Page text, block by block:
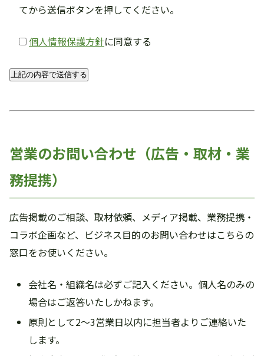
てから送信ボタンを押してください。
個人情報保護方針に同意する
営業のお問い合わせ（広告・取材・業
務提携）
広告掲載のご相談、取材依頼、メディア掲載、業務提携・
コラボ企画など、ビジネス目的のお問い合わせはこちらの
窓口をお使いください。
会社名・組織名は必ずご記入ください。個人名のみの
場合はご返答いたしかねます。
原則として2〜3営業日以内に担当者よりご連絡いた
します。